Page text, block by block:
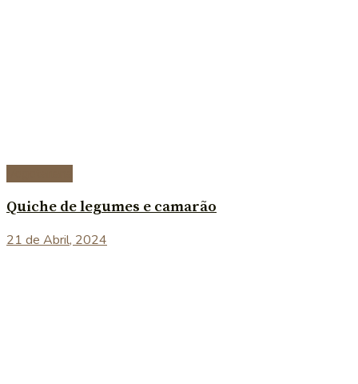
Quiche de legumes e camarão
21 de Abril, 2024